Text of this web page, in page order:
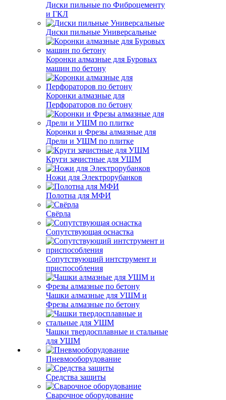
Диски пильные по Фиброцементу
и ГКЛ
Диски пильные Универсальные
Коронки алмазные для Буровых
машин по бетону
Коронки алмазные для
Перфораторов по бетону
Коронки и Фрезы алмазные для
Дрели и УШМ по плитке
Круги зачистные для УШМ
Ножи для Электрорубанков
Полотна для МФИ
Свёрла
Сопутствующая оснастка
Сопутствующий интструмент и
приспособления
Чашки алмазные для УШМ и
Фрезы алмазные по бетону
Чашки твердосплавные и стальные
для УШМ
Пневмооборудование
Средства защиты
Сварочное оборудование